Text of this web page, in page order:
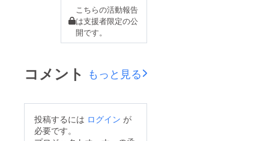
こちらの活動報告
は支援者限定の公
開です。
コメント もっと見る
投稿するには ログイン が
必要です。